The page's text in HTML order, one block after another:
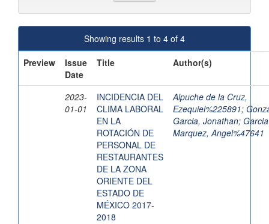
Showing results 1 to 4 of 4
Preview
Issue
Date
Title Author(s)
2023-
01-01
INCIDENCIA DEL
CLIMA LABORAL
EN LA
ROTACIÓN DE
PERSONAL DE
RESTAURANTES
DE LA ZONA
ORIENTE DEL
ESTADO DE
MÉXICO 2017-
2018
Alpuche de la Cruz,
Ezequiel%225891;
Garcia, Jonathan; Garcia
Marquez, Angel%47641